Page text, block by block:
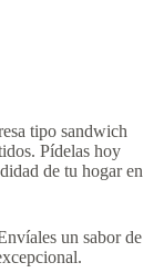
tipo sandwich
Pídelas hoy
de tu hogar en
un sabor de